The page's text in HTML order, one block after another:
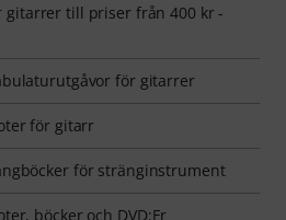
gitarrer till priser från 400 kr -
för gitarrer
för gitarr
för stränginstrument
böcker och DVD:Er